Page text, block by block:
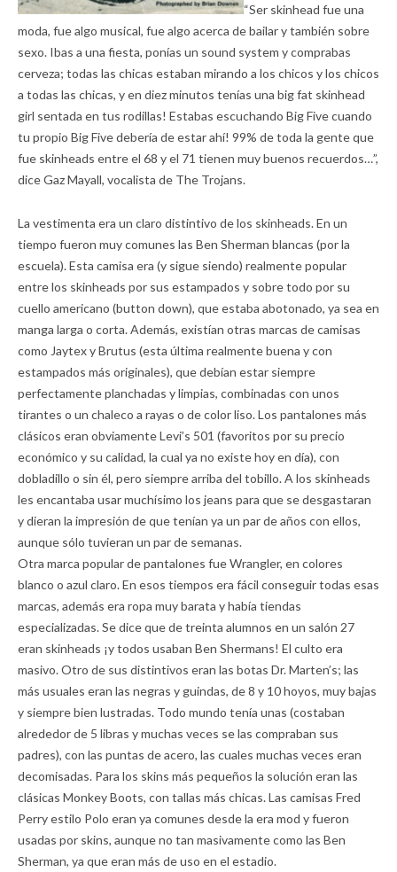
“Ser skinhead fue una
moda, fue algo musical, fue algo acerca de bailar y también sobre
sexo. Ibas a una fiesta, ponías un sound system y comprabas
cerveza; todas las chicas estaban mirando a los chicos y los chicos
a todas las chicas, y en diez minutos tenías una big fat skinhead
girl sentada en tus rodillas! Estabas escuchando Big Five cuando
tu propio Big Five debería de estar ahí! 99% de toda la gente que
fue skinheads entre el 68 y el 71 tienen muy buenos recuerdos…”,
dice Gaz Mayall, vocalista de The Trojans.
La vestimenta era un claro distintivo de los skinheads. En un
tiempo fueron muy comunes las Ben Sherman blancas (por la
escuela). Esta camisa era (y sigue siendo) realmente popular
entre los skinheads por sus estampados y sobre todo por su
cuello americano (button down), que estaba abotonado, ya sea en
manga larga o corta. Además, existían otras marcas de camisas
como Jaytex y Brutus (esta última realmente buena y con
estampados más originales), que debían estar siempre
perfectamente planchadas y limpias, combinadas con unos
tirantes o un chaleco a rayas o de color liso. Los pantalones más
clásicos eran obviamente Levi’s 501 (favoritos por su precio
económico y su calidad, la cual ya no existe hoy en día), con
dobladillo o sin él, pero siempre arriba del tobillo. A los skinheads
les encantaba usar muchísimo los jeans para que se desgastaran
y dieran la impresión de que tenían ya un par de años con ellos,
aunque sólo tuvieran un par de semanas.
Otra marca popular de pantalones fue Wrangler, en colores
blanco o azul claro. En esos tiempos era fácil conseguir todas esas
marcas, además era ropa muy barata y había tiendas
especializadas. Se dice que de treinta alumnos en un salón 27
eran skinheads ¡y todos usaban Ben Shermans! El culto era
masivo. Otro de sus distintivos eran las botas Dr. Marten’s; las
más usuales eran las negras y guindas, de 8 y 10 hoyos, muy bajas
y siempre bien lustradas. Todo mundo tenía unas (costaban
alrededor de 5 libras y muchas veces se las compraban sus
padres), con las puntas de acero, las cuales muchas veces eran
decomisadas. Para los skins más pequeños la solución eran las
clásicas Monkey Boots, con tallas más chicas. Las camisas Fred
Perry estilo Polo eran ya comunes desde la era mod y fueron
usadas por skins, aunque no tan masivamente como las Ben
Sherman, ya que eran más de uso en el estadio.